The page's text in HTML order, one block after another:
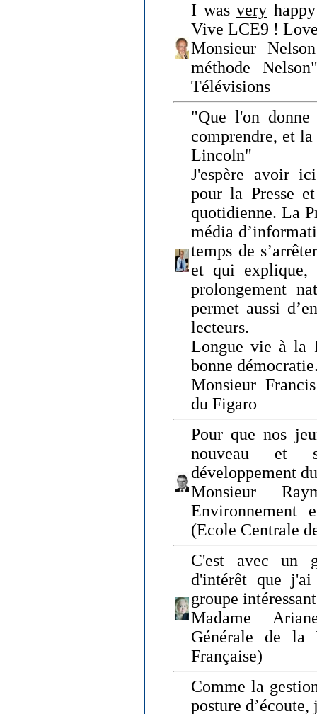
I was very
Vive LCE9 !
Monsieur
méthode
Télévisions
"Que l'on
comprendre, et
Lincoln"
J'espère avoir
pour la Presse
quotidienne. La
média
temps de
et qui explique,
prolongement
permet aussi
lecteurs.
Longue vie à la
bonne
Monsieur
du Figaro
Pour que nos
nouveau et
développement
Monsieur
Environnement
(Ecole Centrale
C'est avec un
d'intérêt que
groupe
Madame
Générale de la
Française)
Comme la
posture